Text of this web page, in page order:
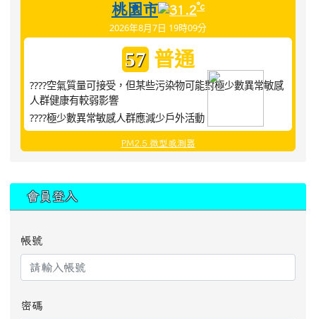
桃園市 31.2°c
2026年8月7日 19時09分
57 普通
????空氣質量可接受，但某些污染物可能對極少數異常敏感
人群健康有較弱影響
????極少數異常敏感人群應減少戶外活動
PM2.5 微型感測器
會員登入
帳號
密碼